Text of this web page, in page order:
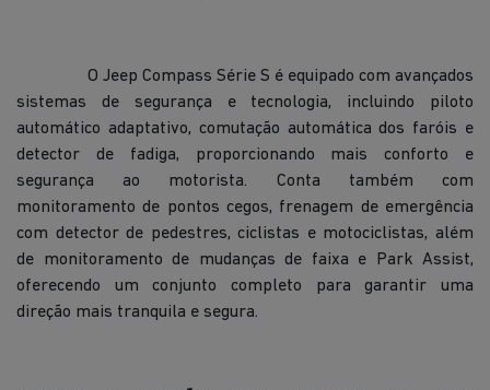
O Jeep Compass Série S é equipado com avançados
sistemas de segurança e tecnologia, incluindo piloto
automático adaptativo, comutação automática dos faróis e
detector de fadiga, proporcionando mais conforto e
segurança ao motorista. Conta também com
monitoramento de pontos cegos, frenagem de emergência
com detector de pedestres, ciclistas e motociclistas, além
de monitoramento de mudanças de faixa e Park Assist,
oferecendo um conjunto completo para garantir uma
direção mais tranquila e segura.